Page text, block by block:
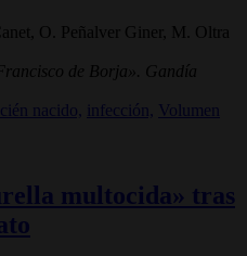
O. Peñalver Giner, M. Oltra
de Borja». Gandía
nacido, infección,
Volumen
multocida» tras